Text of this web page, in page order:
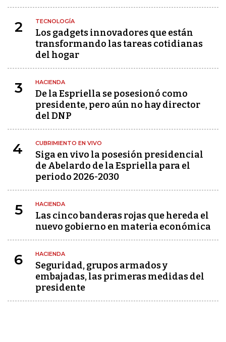
2 TECNOLOGÍA
Los gadgets innovadores que están
transformando las tareas cotidianas
del hogar
3 HACIENDA
De la Espriella se posesionó como
presidente, pero aún no hay director
del DNP
4 CUBRIMIENTO EN VIVO
Siga en vivo la posesión presidencial
de Abelardo de la Espriella para el
periodo 2026-2030
5 HACIENDA
Las cinco banderas rojas que hereda el
nuevo gobierno en materia económica
6 HACIENDA
Seguridad, grupos armados y
embajadas, las primeras medidas del
presidente